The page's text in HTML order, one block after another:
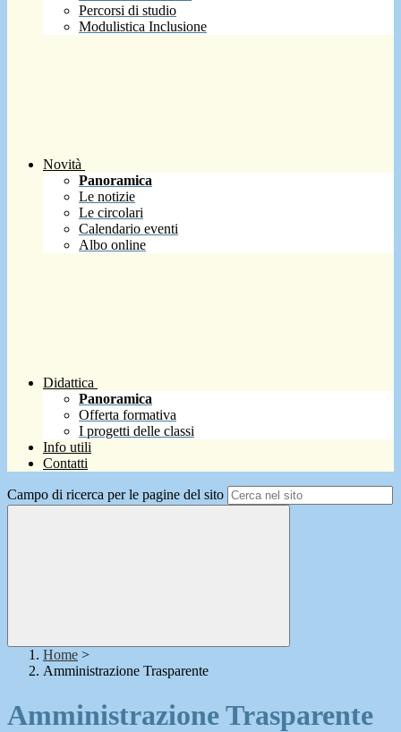
Percorsi di studio
Modulistica Inclusione
Novità
Panoramica
Le notizie
Le circolari
Calendario eventi
Albo online
Didattica
Panoramica
Offerta formativa
I progetti delle classi
Info utili
Contatti
Campo di ricerca per le pagine del sito
Home >
Amministrazione Trasparente
Amministrazione Trasparente